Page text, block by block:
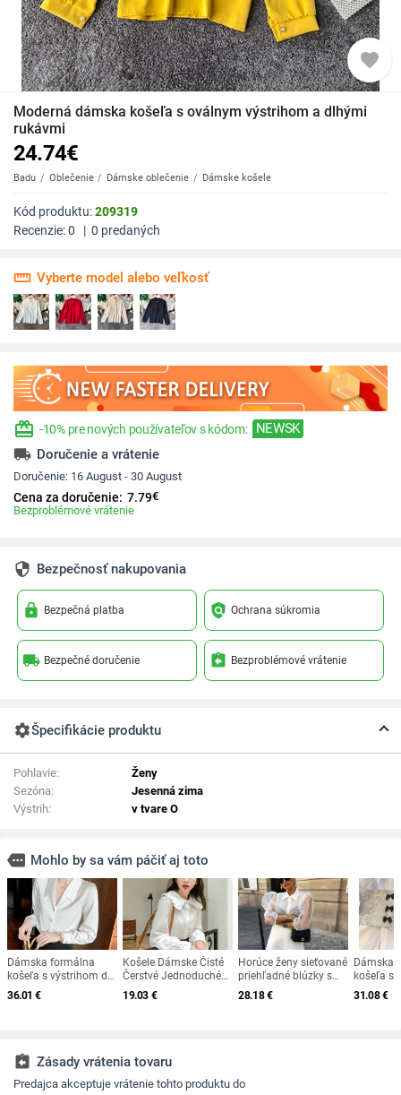
favorite
Moderná dámska košeľa s oválnym výstrihom a dlhými
rukávmi
24.74€
Badu Oblečenie Dámske oblečenie Dámske košele
Kód produktu:209319
Recenzie:0 | 0 predaných
straighten Vyberte model alebo veľkosť
redeem -10% pre nových používateľov s kódom: NEWSK
local_shipping Doručenie a vrátenie
Doručenie: 16 August - 30 August
Cena za doručenie: 7.79€
Bezproblémové vrátenie
security Bezpečnosť nakupovania
lock Bezpečná platba policy Ochrana súkromia
local_shipping Bezpečné doručenie assignment_return Bezproblémové vrátenie
settingsŠpecifikácie produktu
Pohlavie:
Ženy
Sezóna:
Jesenná zima
Výstrih:
v tvare O
more Mohlo by sa vám páčiť aj toto
Dámska formálna
košeľa s výstrihom do
V a gombíkmi
36.01 €
Košele Dámske Čisté
Čerstvé Jednoduché
Voľnočasové
Obľúbené Sladké
Dámske Oblečenie
Preppy Štýl
19.03 €
Horúce ženy sieťované
priehľadné blúzky s
dlhým rukávom,
blúzka s módnym
28.18€
Dámska
košeľa s
gombíky
31.08€
assignment_return Zásady vrátenia tovaru
Predajca akceptuje vrátenie tohto produktu do